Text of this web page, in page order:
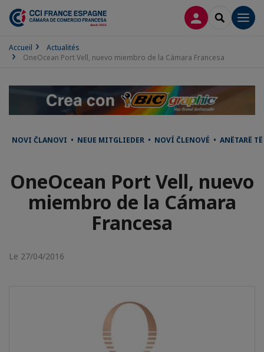
CONNEXION
Accueil
Actualités
OneOcean Port Vell, nuevo miembro de la Cámara Francesa
NOVI ČLANOVI • NEUE MITGLIEDER • NOVÍ ČLENOVÉ •
OneOcean Port Vell, nuevo
miembro de la Cámara
Francesa
Le 27/04/2016